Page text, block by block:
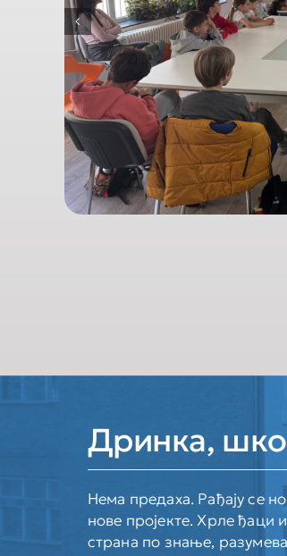
Дринка,
Нема предаха. Рађају се
нове пројекте. Хрле ђаци
страна по знање,